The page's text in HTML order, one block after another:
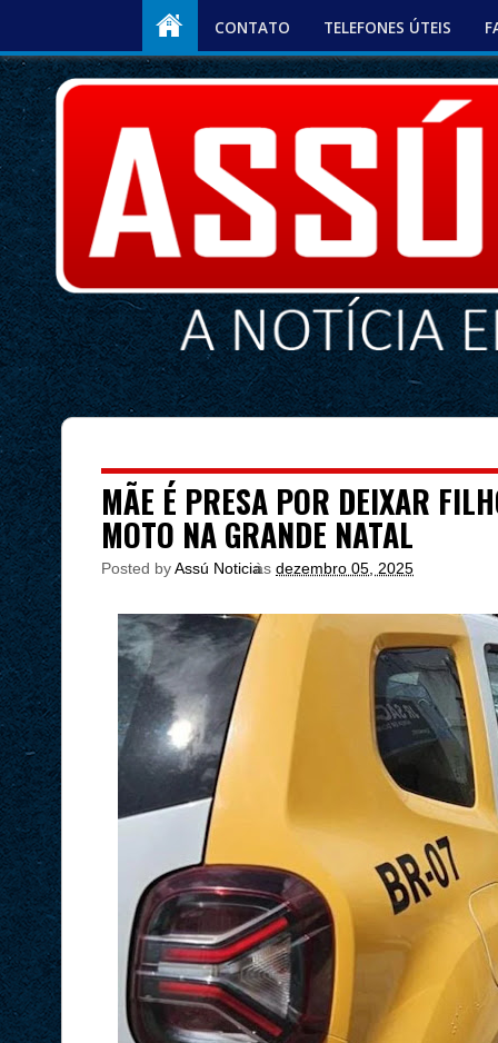
CONTATO TELEFONES ÚTEIS
MÃE É PRESA POR DEIXAR
MOTO NA GRANDE NATAL
Posted byAssú Noticia
às dezembro 05, 2025